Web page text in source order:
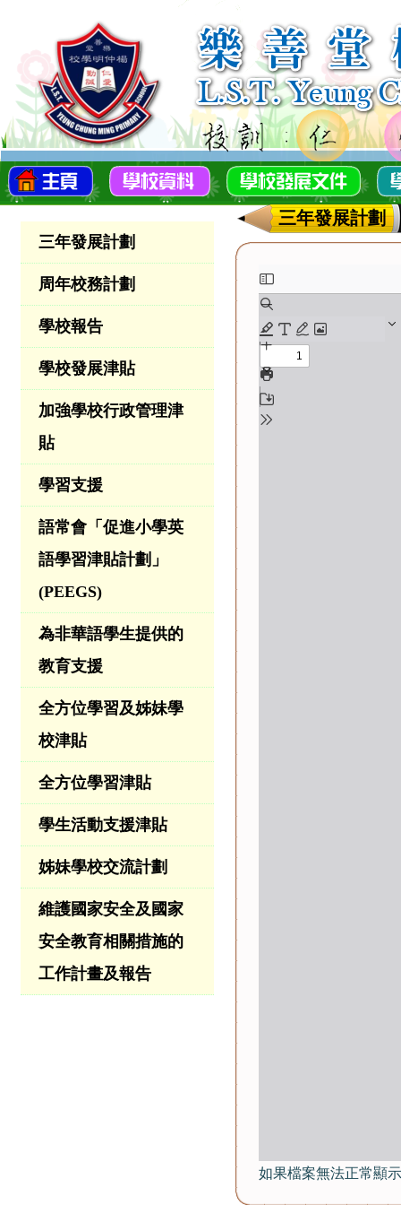
三年發展計劃
周年校務計劃
學校報告
學校發展津貼
加強學校行政管理津
貼
學習支援
語常會「促進小學英
語學習津貼計劃」
(PEEGS)
為非華語學生提供的
教育支援
全方位學習及姊妹學
校津貼
全方位學習津貼
學生活動支援津貼
姊妹學校交流計劃
維護國家安全及國家
安全教育相關措施的
工作計畫及報告
三年發展計劃
如果檔案無法正常顯